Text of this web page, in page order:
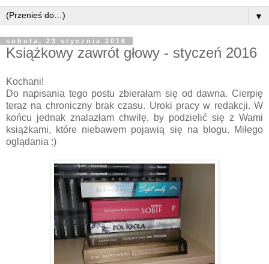
▼
sobota, 23 stycznia 2016
Książkowy zawrót głowy - styczeń 2016
Kochani!
Do napisania tego postu zbierałam się od dawna. Cierpię
teraz na chroniczny brak czasu. Uroki pracy w redakcji. W
końcu jednak znalazłam chwilę, by podzielić się z Wami
książkami, które niebawem pojawią się na blogu. Miłego
oglądania :)